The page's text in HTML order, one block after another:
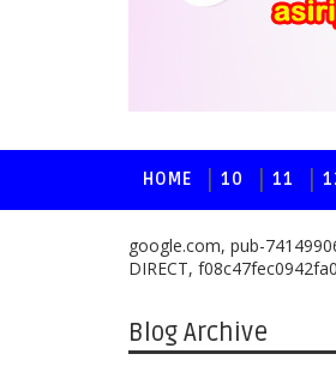
HOME 10 11
google.com, pub-
DIRECT, f08c47fec0942fa0
Blog Archive